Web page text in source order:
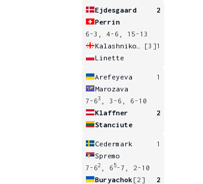
Ejdesgaard
2
Perrin
6-3, 4-6, 15-13
[3]1
Linette
Arefeyeva
1
Marozava
7-63
, 3-6, 6-10
Klaffner
2
Stanciute
Cedermark
1
Spremo
7-62 , 6 5-7, 2-10
Buryachok [2]
2